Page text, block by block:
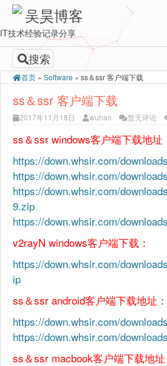
吴昊博客
IT技术经验记录分享
搜索
首页 » Software » ss＆ssr 客户端下载
ss＆ssr 客户端下载
2017年11月18日 wuhao 暂无评论
ss＆ssr windows客户端下载地址
https://down.whsir.com/
https://down.whsir.com/
https://down.whsir.com/
9.zip
https://down.whsir.com/
v2rayN windows客户端下载：
https://down.whsir.com/
ip
ss＆ssr android客户端下载地址：
https://down.whsir.com/
https://down.whsir.com/
ss＆ssr macbook客户端下载地址